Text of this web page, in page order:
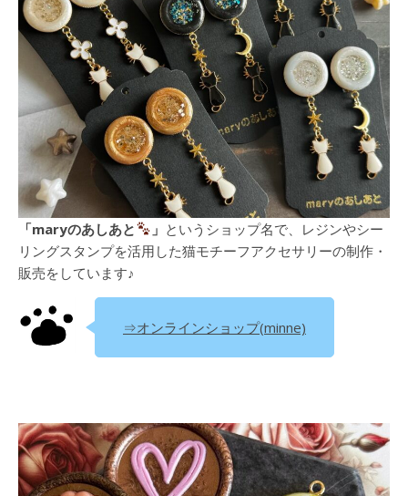
「maryのあしあと 」 というショップ名で、レジンやシー
リングスタンプを活用した猫モチーフアクセサリーの制作・
販売をしています♪
⇒オンラインショップ(minne)